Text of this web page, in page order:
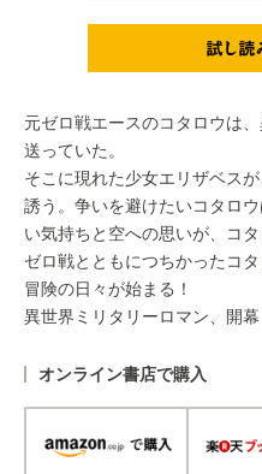
元ゼロ戦エースのコタロウは
送っていた。
そこに現れた少女エリザベス
誘う。争いを避けたいコタロ
い気持ちと空への思いが、コ
ゼロ戦とともにつちかったコ
冒険の日々が始まる！
異世界ミリタリーロマン、開幕
オンライン書店で購入